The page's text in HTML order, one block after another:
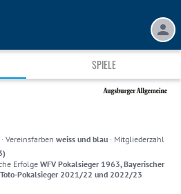
SPIELE
· Vereinsfarben weiss und blau · Mitgliederzahl
Erfolge WFV Pokalsieger 1963, Bayerischer
Pokalsieger 2021/22 und 2022/23